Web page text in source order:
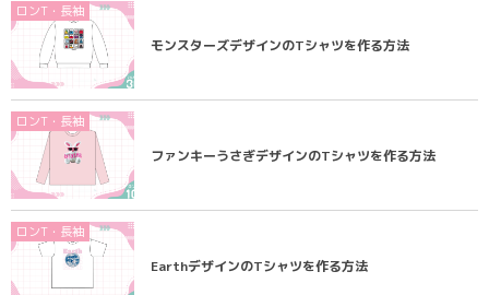
ロンT・長袖
モンスターズデザインのTシャツを作る方法
ロンT・長袖
ファンキーうさぎデザインのTシャツを作る方法
ロンT・長袖
EarthデザインのTシャツを作る方法